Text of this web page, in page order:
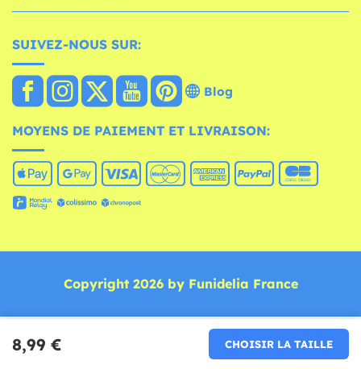
8,99 € CHOISIR LA TAILLE
SUIVEZ-NOUS SUR:
Blog
MOYENS DE PAIEMENT ET LIVRAISON:
Copyright 2026 by Funidelia France